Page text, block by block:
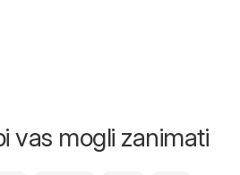
vas mogli zanimati